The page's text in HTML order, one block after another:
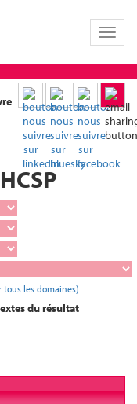
Toggle
tous les domaines)
du résultat